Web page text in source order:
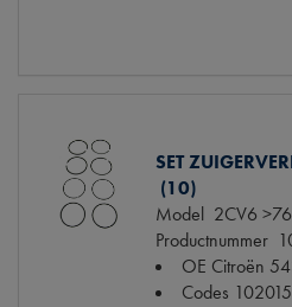
SET
(10)
Model 2CV6 >76
Productnummer
OE Citroën
Codes